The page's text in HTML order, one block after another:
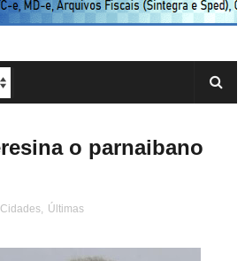
o parnaibano
Cidades, Últimas